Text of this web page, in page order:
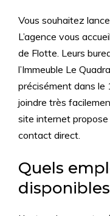
Vous souhaitez
L’agence vous
de Flotte. Leurs
l’Immeuble Le
précisément dans le
joindre très
site internet
contact direct.
Quels